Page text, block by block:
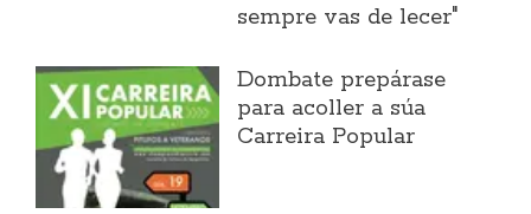
sempre vas de lecer"
Dombate prepárase
para acoller a súa
Carreira Popular